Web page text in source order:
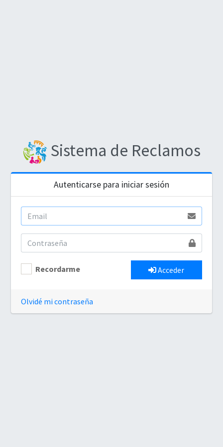
Sistema de Reclamos
Autenticarse para iniciar sesión
Recordarme Acceder
Olvidé mi contraseña